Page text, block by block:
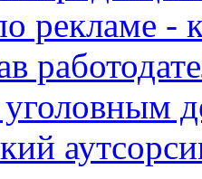
рекламе -